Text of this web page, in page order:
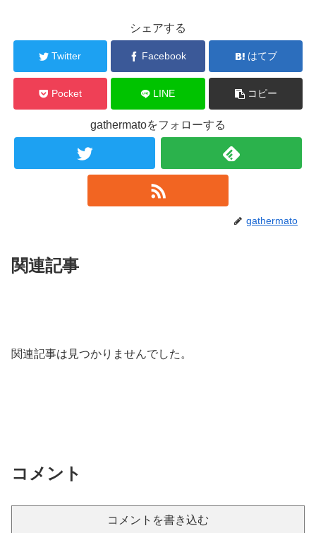
シェアする
Twitter Facebook はてブ
Pocket LINE コピー
gathermatoをフォローする
gathermato
関連記事
関連記事は見つかりませんでした。
コメント
コメントを書き込む